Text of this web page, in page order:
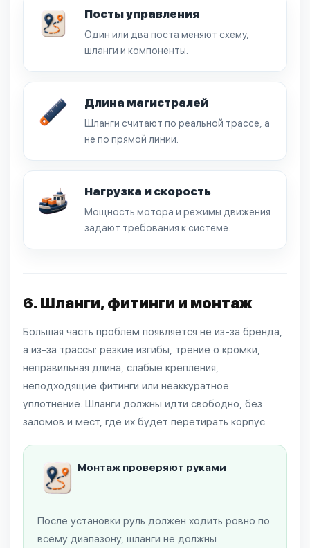
Посты управления
Один или два поста меняют схему,
шланги и компоненты.
Длина магистралей
Шланги считают по реальной трассе, а
не по прямой линии.
Нагрузка и скорость
Мощность мотора и режимы движения
задают требования к системе.
6. Шланги, фитинги и монтаж
Большая часть проблем появляется не из-за бренда,
а из-за трассы: резкие изгибы, трение о кромки,
неправильная длина, слабые крепления,
неподходящие фитинги или неаккуратное
уплотнение. Шланги должны идти свободно, без
заломов и мест, где их будет перетирать корпус.
Монтаж проверяют руками
После установки руль должен ходить ровно по
всему диапазону, шланги не должны